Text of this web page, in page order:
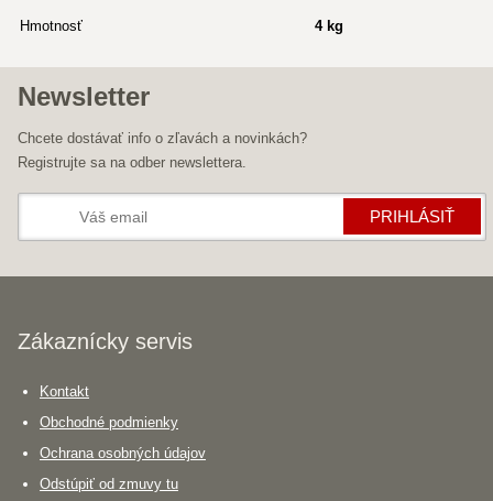
Hmotnosť 4 kg
Newsletter
Chcete dostávať info o zľavách a novinkách?
Registrujte sa na odber newslettera.
PRIHLÁSIŤ
Zákaznícky servis
Kontakt
Obchodné podmienky
Ochrana osobných údajov
Odstúpiť od zmuvy tu